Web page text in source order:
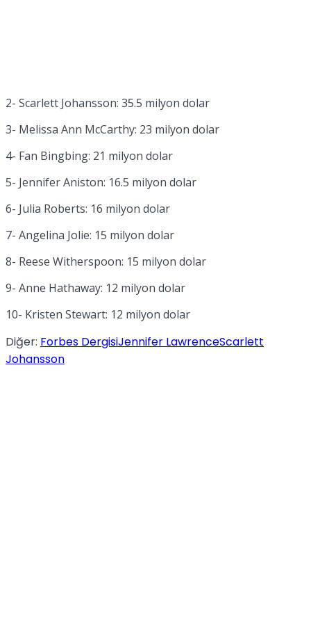
2- Scarlett Johansson: 35.5 milyon dolar
3- Melissa Ann McCarthy: 23 milyon dolar
4- Fan Bingbing: 21 milyon dolar
5- Jennifer Aniston: 16.5 milyon dolar
6- Julia Roberts: 16 milyon dolar
7- Angelina Jolie: 15 milyon dolar
8- Reese Witherspoon: 15 milyon dolar
9- Anne Hathaway: 12 milyon dolar
10- Kristen Stewart: 12 milyon dolar
Diğer: Forbes DergisiJennifer LawrenceScarlett
Johansson